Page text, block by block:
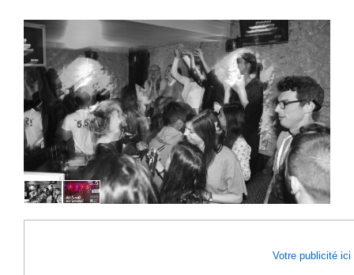
Previous Next
Votre publicité ici